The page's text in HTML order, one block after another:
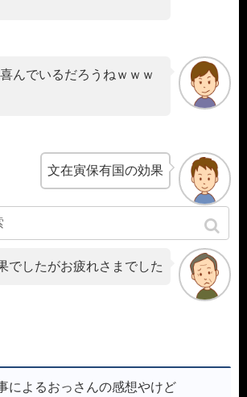
んでいるだろうねｗｗｗ
文在寅保有国の効果
でしたがお疲れさまでした
によるおっさんの感想やけど